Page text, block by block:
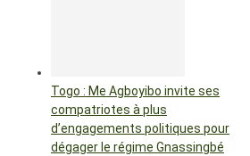
Togo : Me Agboyibo invite ses
compatriotes à plus
d’engagements politiques pour
dégager le régime Gnassingbé